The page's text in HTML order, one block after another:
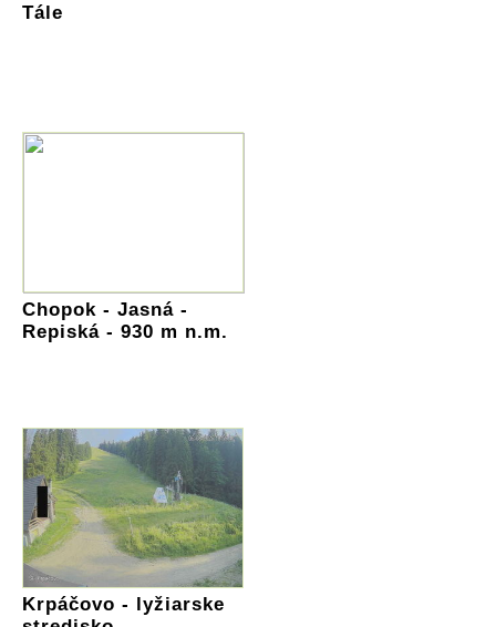
Tále
Chopok - Jasná -
Repiská - 930 m n.m.
Krpáčovo - lyžiarske